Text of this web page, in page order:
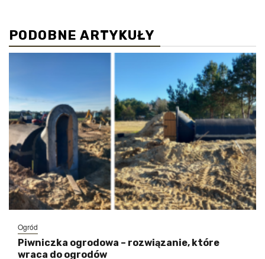
PODOBNE ARTYKUŁY
Ogród
Piwniczka ogrodowa – rozwiązanie, które
wraca do ogrodów